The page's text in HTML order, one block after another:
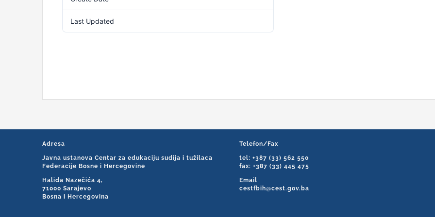
Last Updated
Adresa
Javna ustanova Centar za edukaciju sudija i tužilaca
Federacije Bosne i Hercegovine
Halida Nazečića 4,
71000 Sarajevo
Bosna i Hercegovina
Telefon/Fax
tel: +387 (33) 562 550
fax: +387 (33) 445 475
Email
cestfbih@cest.gov.ba